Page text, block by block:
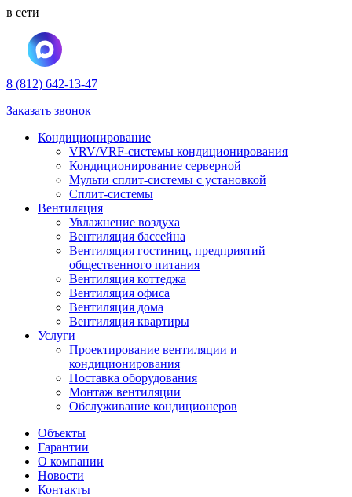
в сети
8 (812) 642-13-47
Заказать звонок
Кондиционирование
VRV/VRF-системы кондиционирования
Кондиционирование серверной
Мульти сплит-системы с установкой
Сплит-системы
Вентиляция
Увлажнение воздуха
Вентиляция бассейна
Вентиляция гостиниц, предприятий
общественного питания
Вентиляция коттеджа
Вентиляция офиса
Вентиляция дома
Вентиляция квартиры
Услуги
Проектирование вентиляции и
кондиционирования
Поставка оборудования
Монтаж вентиляции
Обслуживание кондиционеров
Объекты
Гарантии
О компании
Новости
Контакты